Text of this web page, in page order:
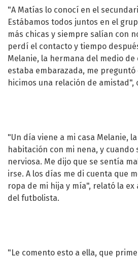
"A Matías lo conocí en el
Estábamos todos juntos en el
más chicas y siempre salían con
perdí el contacto y tiempo
Melanie, la hermana del medio de
estaba embarazada, me preguntó
hicimos una relación de amistad",
"Un día viene a mi casa Melanie,
habitación con mi nena, y cuando
nerviosa. Me dijo que se sentía
irse. A los días me di cuenta que
ropa de mi hija y mía", relató la
del futbolista.
"Le comento esto a ella, que